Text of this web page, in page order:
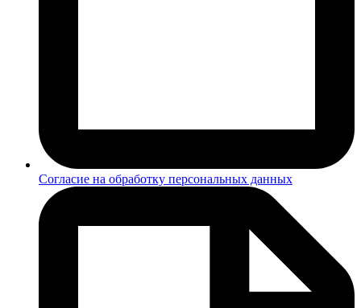
Согласие на обработку персональных данных